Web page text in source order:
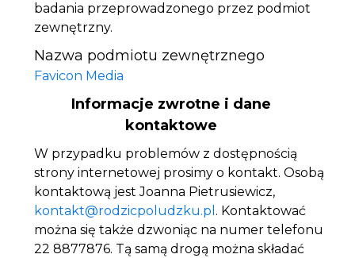
badania przeprowadzonego przez podmiot
zewnętrzny.
Nazwa podmiotu zewnętrznego
Favicon Media
Informacje zwrotne i dane
kontaktowe
W przypadku problemów z dostępnością
strony internetowej prosimy o kontakt. Osobą
kontaktową jestJoanna Pietrusiewicz,
kontakt@rodzicpoludzku.pl . Kontaktować
można się także dzwoniąc na numer telefonu
22 8877876. Tą samą drogą można składać